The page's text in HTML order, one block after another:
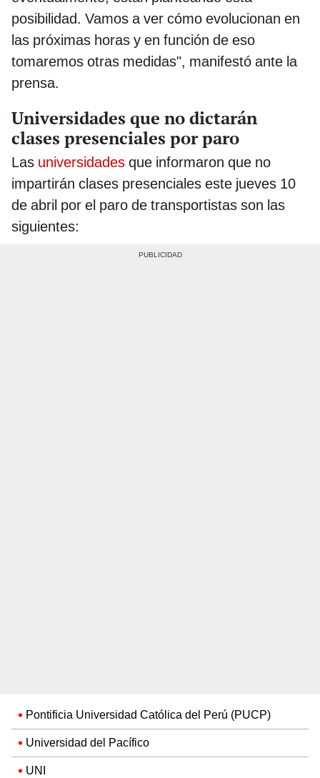
posibilidad. Vamos a ver cómo evolucionan en
las próximas horas y en función de eso
tomaremos otras medidas", manifestó ante la
prensa.
Universidades que no dictarán
clases presenciales por paro
Las universidades que informaron que no
impartirán clases presenciales este jueves 10
de abril por el paro de transportistas son las
siguientes:
Pontificia Universidad Católica del Perú (PUCP)
Universidad del Pacífico
UNI